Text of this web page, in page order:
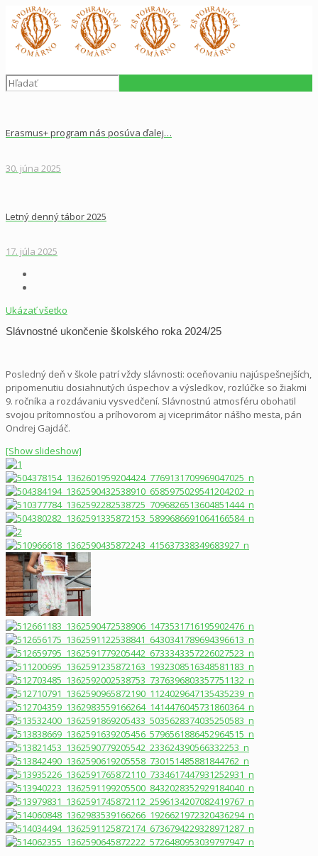
Erasmus+ program nás posúva ďalej…
30. júna 2025
Letný denný tábor 2025
17. júla 2025
Ukázať všetko
Slávnostné ukončenie školského roka 2024/25
Posledný deň v škole patrí vždy slávnosti: oceňovaniu najúspešnejších,
pripomenutiu dosiahnutých úspechov a výsledkov, rozlúčke so žiakmi
9. ročníka a rozdávaniu vysvedčení. Slávnostnú atmosféru obohatil
svojou prítomnosťou a príhovorom aj viceprimátor nášho mesta, pán
Ondrej Gajdáč.
[Show slideshow]